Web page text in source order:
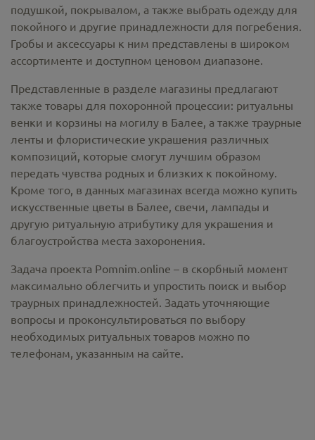
подушкой, покрывалом, а также выбрать одежду для
покойного и другие принадлежности для погребения.
Гробы и аксессуары к ним представлены в широком
ассортименте и доступном ценовом диапазоне.
Представленные в разделе магазины предлагают
также товары для похоронной процессии: ритуальны
венки и корзины на могилу в Балее, а также траурные
ленты и флористические украшения различных
композиций, которые смогут лучшим образом
передать чувства родных и близких к покойному.
Кроме того, в данных магазинах всегда можно купить
искусственные цветы в Балее, свечи, лампады и
другую ритуальную атрибутику для украшения и
благоустройства места захоронения.
Задача проекта Pomnim.online – в скорбный момент
максимально облегчить и упростить поиск и выбор
траурных принадлежностей. Задать уточняющие
вопросы и проконсультироваться по выбору
необходимых ритуальных товаров можно по
телефонам, указанным на сайте.